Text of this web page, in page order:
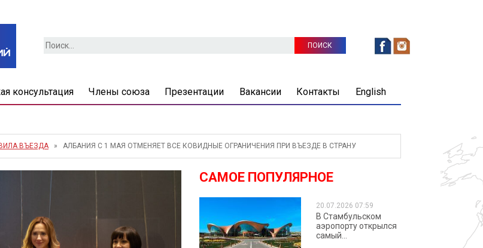
Найти:
консультация Члены союза Презентации Вакансии Контакты English
ВЪЕЗДА» АЛБАНИЯ С 1 МАЯ ОТМЕНЯЕТ ВСЕ КОВИДНЫЕ ОГРАНИЧЕНИЯ ПРИ ВЪЕЗДЕ В СТРАНУ
САМОЕ ПОПУЛЯРНОЕ
20.07.2026 07:59
В Стамбульском
аэропорту открылся
самый...